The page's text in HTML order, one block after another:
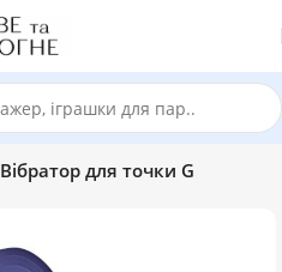
Вібратор для точки G